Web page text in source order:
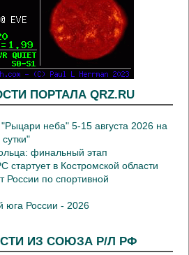
ПОРТАЛА QRZ.RU
"Рыцари неба" 5-15 августа 2026 на
финальный этап
стартует в Костромской области
России по спортивной
юга России - 2026
ИЗ СОЮЗА Р/Л РФ